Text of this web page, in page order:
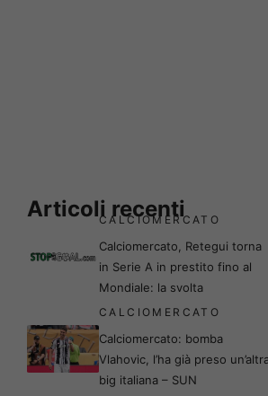
Articoli recenti
CALCIOMERCATO
Calciomercato, Retegui torna
in Serie A in prestito fino al
Mondiale: la svolta
CALCIOMERCATO
Calciomercato: bomba
Vlahovic, l’ha già preso
big italiana – SUN